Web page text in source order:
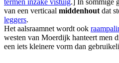
termen inzake vistuig.] In sommige
van een verticaal middenhoutdat
leggers.
Het aalsraamnet wordt ook
westen van Moerdijk hanteert men
een iets kleinere vorm dan